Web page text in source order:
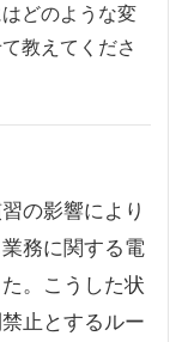
どのような変
教えてくださ
の影響により
務に関する電
。こうした状
止とするルー